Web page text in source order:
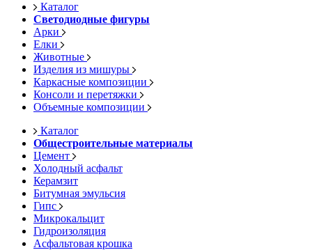
Каталог
Светодиодные фигуры
Арки
Елки
Животные
Изделия из мишуры
Каркасные композиции
Консоли и перетяжки
Объемные композиции
Каталог
Общестроительные материалы
Цемент
Холодный асфальт
Керамзит
Битумная эмульсия
Гипс
Микрокальцит
Гидроизоляция
Асфальтовая крошка